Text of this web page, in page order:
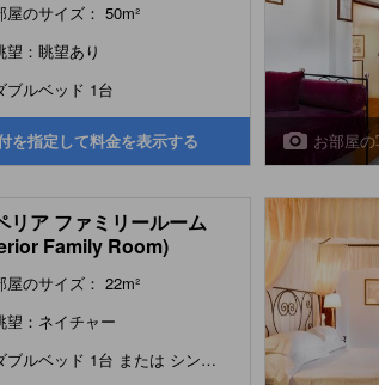
屋のサイズ： 50m²
望：眺望あり
ブルベッド 1台
を指定して料金を表示する お部屋
リア ファミリールーム
Family Room)
屋のサイズ： 22m²
望：ネイチャー
ダブルベッド 1台 または シングルベッド 2台